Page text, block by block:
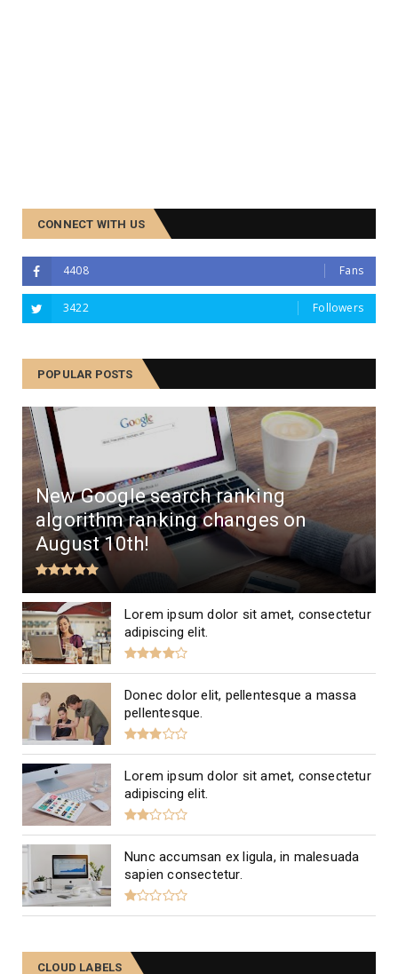
CONNECT WITH US
4408 Fans
3422 Followers
POPULAR POSTS
New Google search ranking
algorithm ranking changes on
August 10th!
Lorem ipsum dolor sit amet, consectetur
adipiscing elit.
Donec dolor elit, pellentesque a massa
pellentesque.
Lorem ipsum dolor sit amet, consectetur
adipiscing elit.
Nunc accumsan ex ligula, in malesuada
sapien consectetur.
CLOUD LABELS